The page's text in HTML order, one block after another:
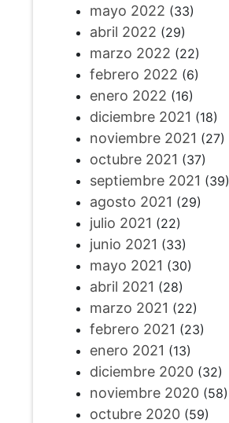
mayo 2022 (33)
abril 2022 (29)
marzo 2022 (22)
febrero 2022 (6)
enero 2022 (16)
diciembre 2021 (18)
noviembre 2021 (27)
octubre 2021 (37)
septiembre 2021 (39)
agosto 2021 (29)
julio 2021 (22)
junio 2021 (33)
mayo 2021 (30)
abril 2021 (28)
marzo 2021 (22)
febrero 2021 (23)
enero 2021 (13)
diciembre 2020(32)
noviembre 2020(58)
octubre 2020(59)